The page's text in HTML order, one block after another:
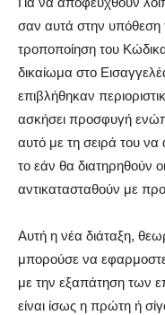
σαν αυτά στην υπόθεση
τροποποίηση του Κώδικα
δικαίωμα στο
επιβλήθηκαν
ασκήσει προσφυγή
αυτό με τη σειρά του
το εάν θα διατηρηθούν
αντικατασταθούν με
Αυτή η νέα διάταξη,
μπορούσε να
με την εξαπάτηση των
είναι ίσως η πρώτη ή